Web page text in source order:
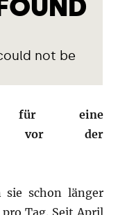
für eine
vor der
sie schon länger